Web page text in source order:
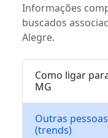
Informações
buscados
Alegre.
Como ligar
MG
Outras
(trends)